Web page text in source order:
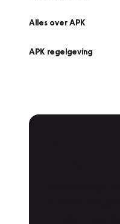
Alles over APK
APK regelgeving